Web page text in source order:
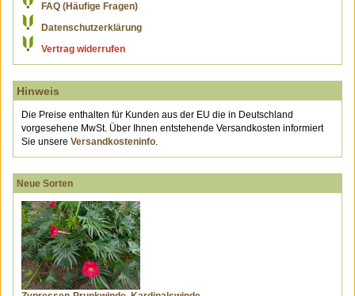
FAQ (Häufige Fragen)
Datenschutzerklärung
Vertrag widerrufen
Hinweis
Die Preise enthalten für Kunden aus der EU die in Deutschland
vorgesehene MwSt. Über Ihnen entstehende Versandkosten informiert
Sie unsere Versandkosteninfo.
Neue Sorten